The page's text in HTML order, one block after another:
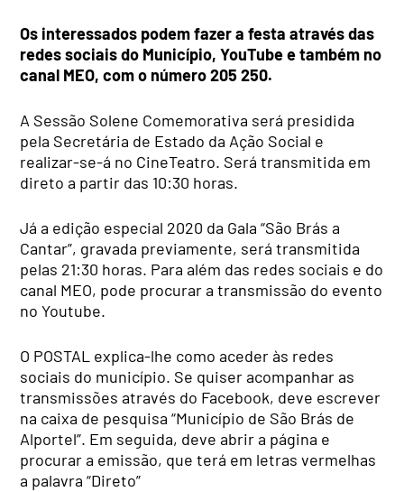
Os interessados podem fazer a festa através das
redes sociais do Município, YouTube e também no
canal MEO, com o número 205 250.
A Sessão Solene Comemorativa será presidida
pela Secretária de Estado da Ação Social e
realizar-se-á no CineTeatro. Será transmitida em
direto a partir das 10:30 horas.
Já a edição especial 2020 da Gala “São Brás a
Cantar”, gravada previamente, será transmitida
pelas 21:30 horas. Para além das redes sociais e do
canal MEO, pode procurar a transmissão do evento
no Youtube.
O POSTAL explica-lhe como aceder às redes
sociais do município. Se quiser acompanhar as
transmissões através do Facebook, deve escrever
na caixa de pesquisa “Município de São Brás de
Alportel”. Em seguida, deve abrir a página e
procurar a emissão, que terá em letras vermelhas
a palavra “Direto”